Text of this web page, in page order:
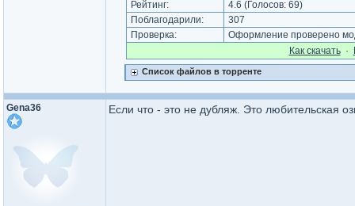
Рейтинг: 4.6 (Голосов: 69)
Поблагодарили:
307
Проверка:
Оформление проверено
Как cкачать·
Список файлов в торренте
Gena36 Если что - это не дубляж. Это любительская